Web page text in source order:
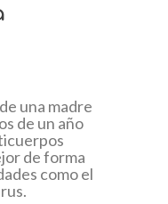
una madre
de un año
de forma
como el